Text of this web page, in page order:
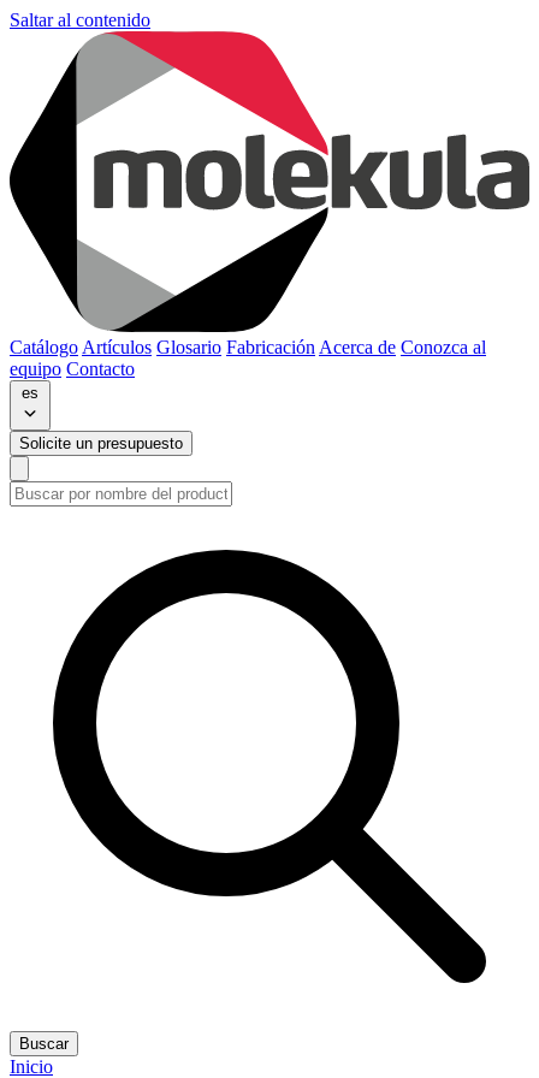
Saltar al contenido
Catálogo Artículos Glosario Fabricación Acerca de Conozca al
equipo Contacto
es
Solicite un presupuesto
Buscar
Inicio